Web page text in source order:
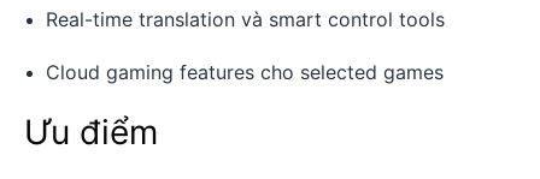
Real-time translation và smart control tools
Cloud gaming features cho selected games
Ưu điểm